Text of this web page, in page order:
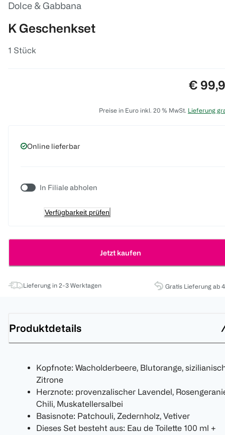
Dolce & Gabbana
K Geschenkset
1 Stück
Preis:
€
Preise in Euro inkl. 20 % MwSt. Lieferung
Online lieferbar
In Filiale abholen
Verfügbarkeit prüfen
Jetzt kaufen
Lieferung in 2-3 Werktagen Gratis Lieferung ab
Produktdetails
Kopfnote: Wacholderbeere, Blutorange,
Zitrone
Herznote: provenzalischer Lavendel,
Chili, Muskatellersalbei
Basisnote: Patchouli, Zedernholz, Vetiver
Dieses Set besteht aus: Eau de Toilette 100 ml +